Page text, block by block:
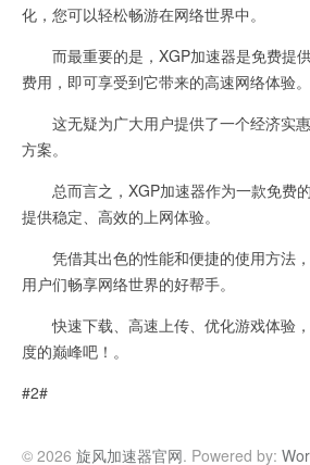
化，您可以轻松畅游在网络世界中。
而最重要的是，XGP加速器是免费提
费用，即可享受到它带来的高速网络体验。
这无疑为广大用户提供了一个经济实
方案。
总而言之，XGP加速器作为一款免费
提供稳定、高效的上网体验。
凭借其出色的性能和便捷的使用方法，
用户们畅享网络世界的好帮手。
快速下载、高速上传、优化游戏体验
度的巅峰吧！。
#2#
© 2026 旋风加速器官网. Powered by: